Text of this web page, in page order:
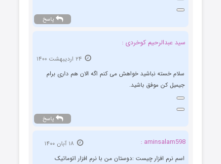
پاسخ
سید عبدالرحیم کوخردی :
سلام خسته نباشید خواهش می کنم اگه الان هم داری برام
جیمیل کن موفق باشید.
پاسخ
aminsalam598 :
اسم نرم افزار چیست :دوستان من با نرم افزار اتوماتیک